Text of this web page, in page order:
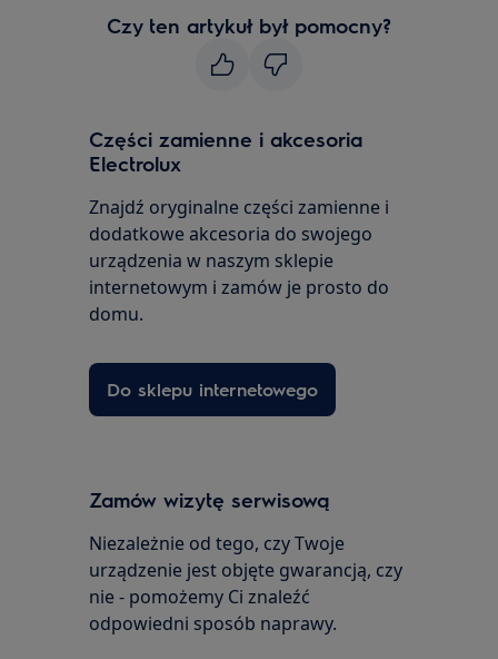
Czy ten artykuł był pomocny?
Części zamienne i akcesoria
Electrolux
Znajdź oryginalne części zamienne i
dodatkowe akcesoria do swojego
urządzenia w naszym sklepie
internetowym i zamów je prosto do
domu.
Do sklepu internetowego
Zamów wizytę serwisową
Niezależnie od tego, czy Twoje
urządzenie jest objęte gwarancją, czy
nie - pomożemy Ci znaleźć
odpowiedni sposób naprawy.